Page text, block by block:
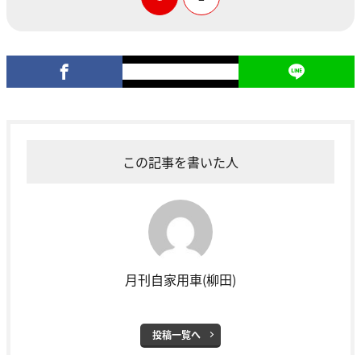
この記事を書いた人
月刊自家用車(柳田)
投稿一覧へ